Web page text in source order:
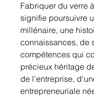
Fabriquer du verre
signifie poursuivre
millénaire, une
connaissances, de
compétences qui
précieux héritage
de l'entreprise,
entrepreneuriale